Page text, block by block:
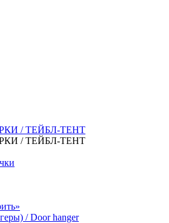
/ ТЕЙБЛ-ТЕНТ
/ ТЕЙБЛ-ТЕНТ
/ Door hanger